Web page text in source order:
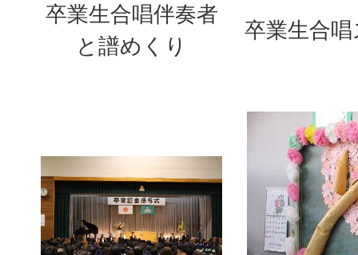
卒業生合唱伴奏者
と譜めくり
卒業生合